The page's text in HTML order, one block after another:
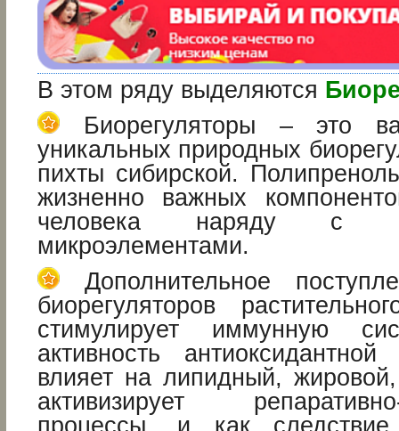
В этом ряду выделяются
Биорегуляторы – это
уникальных природных
пихты сибирской.
жизненно важных
человека наряду с
микроэлементами.
Дополнительное
биорегуляторов
стимулирует иммунную
активность
влияет на липидный,
активизирует репаративно-
процессы, и как следствие